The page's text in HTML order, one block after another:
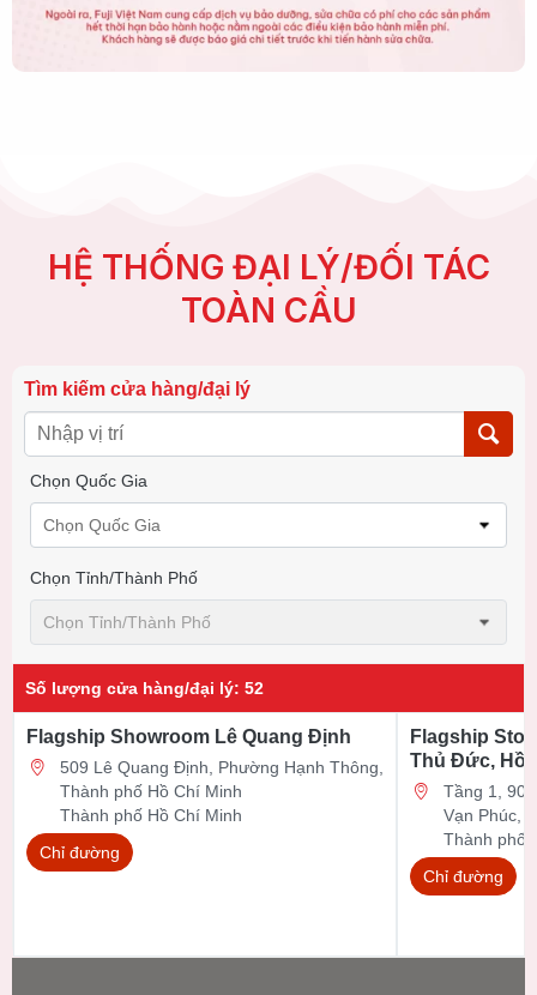
HỆ THỐNG ĐẠI LÝ/ĐỐI TÁC
TOÀN CẦU
Tìm kiếm cửa hàng/đại lý
Chọn Quốc Gia
Chọn Quốc Gia
Chọn Tỉnh/thành Phố
Chọn Tỉnh/thành Phố
Số lượng cửa hàng/đại lý: 52
Flagship Showroom Lê Quang Định
509 Lê Quang Định, Phường Hạnh Thông,
Thành phố Hồ Chí Minh
Thành phố Hồ Chí Minh
Chỉ đường
Flagship
Thủ Đức, Hồ
Tầng 1, 90
Vạn Phúc,
Thành phố
Chỉ đường